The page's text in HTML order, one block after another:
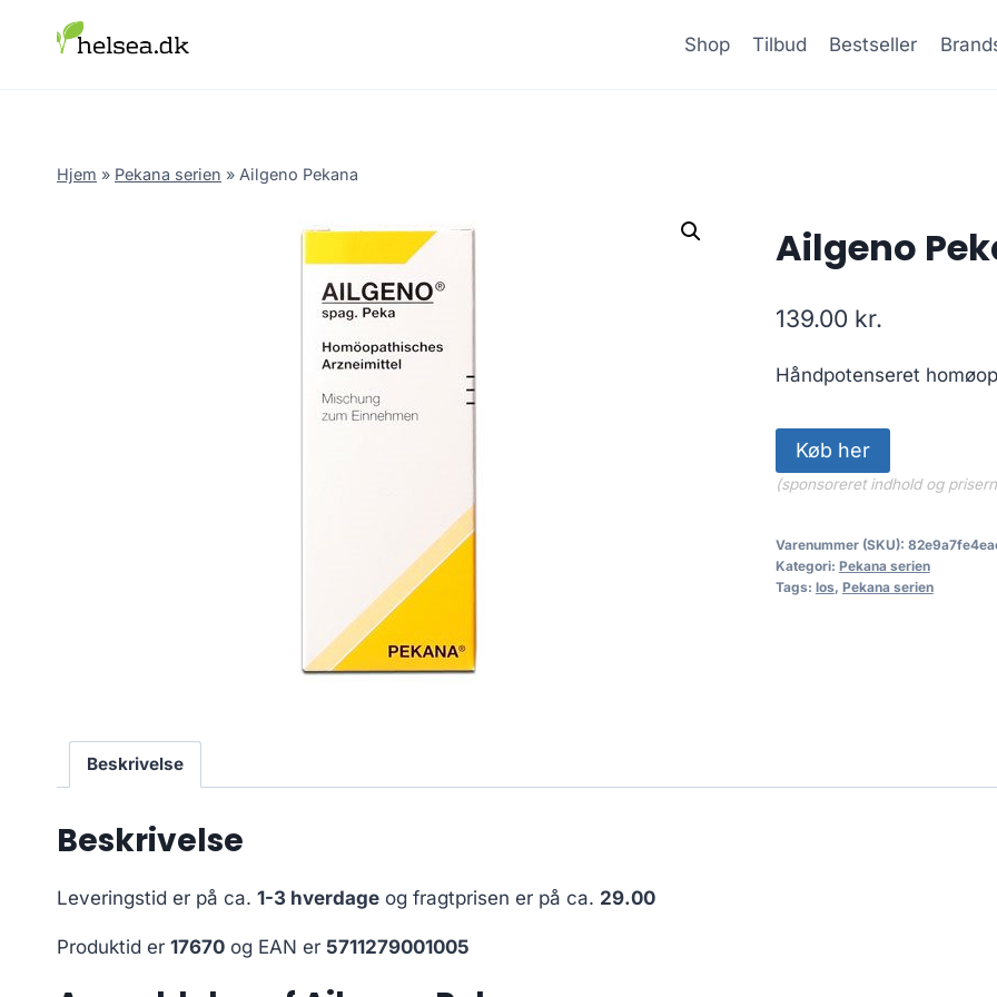
Shop Tilbud Bestseller
Hjem » Pekana serien » Ailgeno Pekana
Ailgeno
139.00 kr.
Håndpotenseret
Køb her
(sponsoreret indhold og
Varenummer (SKU):
Kategori: Pekana serien
Tags: los, Pekana serien
Beskrivelse
Beskrivelse
Leveringstid er på ca. 1-3 hverdage og fragtprisen er på ca. 29.00
Produktid er 17670 og EAN er 5711279001005